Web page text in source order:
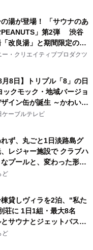
湯が登場！ 「サウナのあ
PEANUTS」第2弾 渋谷
改良湯」と期間限定のコ
ョン サウナイキタイコラ
売決定！
ー・クリエイティブプロダクツ
月8日】トリプル「8」の日
ックモック・地域バージョ
イン缶が誕生 ～かわいい
と秋田の四季と名所を巡
～ 9月1日(火)秋田県内で
ケーブルテレビ
ず、丸ごと1日淡路島グ
レジャー施設で クラブハ
プールと、変わった形の
BOXY AWAJI」のお
連泊プランで
ど
貸しヴィラを2泊、"私た
荘に 1日1組・最大8名
サウナとジェットバス付
Temps AWAJIの連泊
ど